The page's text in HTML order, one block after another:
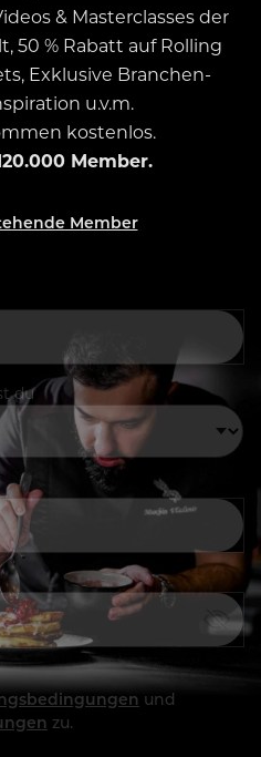
& Masterclasses der
50 % Rabatt auf Rolling
Exklusive Branchen-
u.v.m.
kostenlos.
Member.
Member
du
und
zu.